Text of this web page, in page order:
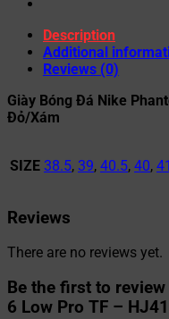
Description
Additional
Reviews (0)
Giày Bóng Đá Nike
Đỏ/Xám
SIZE 38.5, 39, 40.5, 40, 41
Reviews
There are no reviews yet.
Be the first to
6 Low Pro TF –